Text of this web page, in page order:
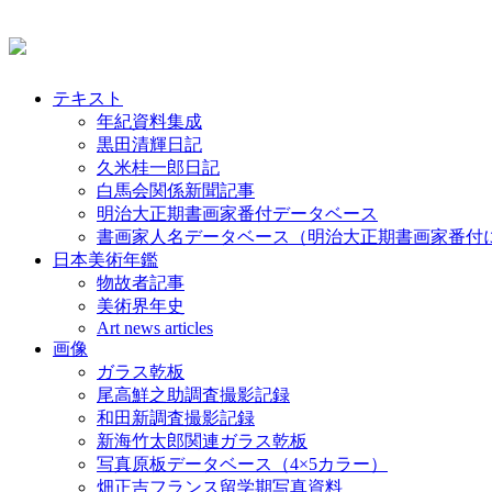
テキスト
年紀資料集成
黒田清輝日記
久米桂一郎日記
白馬会関係新聞記事
明治大正期書画家番付データベース
書画家人名データベース（明治大正期書画家番付
日本美術年鑑
物故者記事
美術界年史
Art news articles
画像
ガラス乾板
尾高鮮之助調査撮影記録
和田新調査撮影記録
新海竹太郎関連ガラス乾板
写真原板データベース（4×5カラー）
畑正吉フランス留学期写真資料